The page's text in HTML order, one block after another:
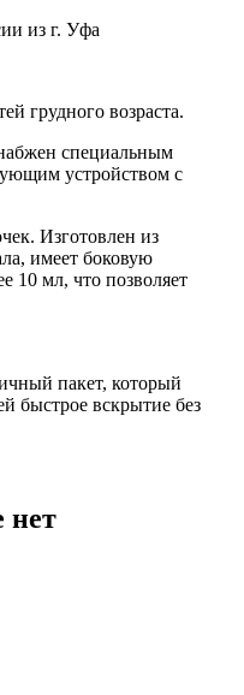
из г. Уфа
грудного возраста.
специальным
устройством с
Изготовлен из
имеет боковую
10 мл, что позволяет
пакет, который
быстрое вскрытие без
нет